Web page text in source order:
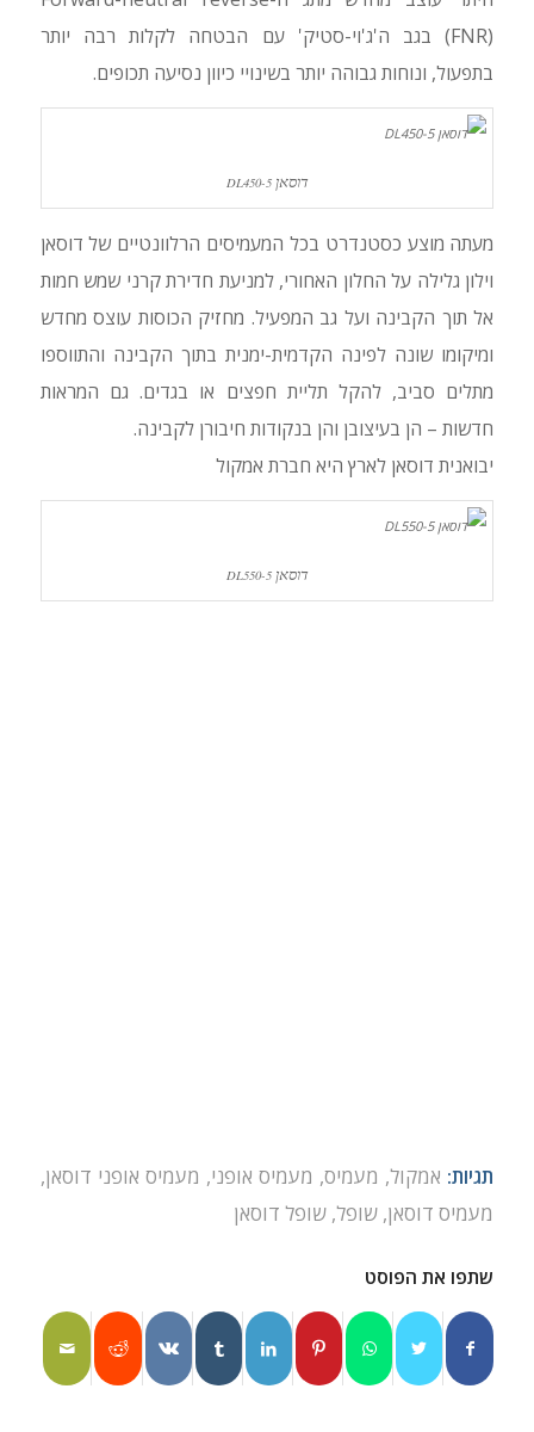
(FNR) בגב ה'ג'וי-סטיק' עם הבטחה לקלות רבה יותר
בתפעול, ונוחות גבוהה יותר בשינויי כיוון נסיעה תכופים.
דוסאןDL450-5
מעתה מוצע כסטנדרט בכל המעמיסים הרלוונטיים של דוסאן
וילון גלילה על החלון האחורי, למניעת חדירת קרני שמש חמות
אל תוך הקבינה ועל גב המפעיל. מחזיק הכוסות עוצס מחדש
ומיקומו שונה לפינה הקדמית-ימנית בתוך הקבינה והתווספו
מתלים סביב, להקל תליית חפצים או בגדים. גם המראות
חדשות – הן בעיצובן והן בנקודות חיבורן לקבינה.
יבואנית דוסאן לארץ היא חברת אמקול
דוסאןDL550-5
תגיות: אמקול, מעמיס, מעמיס אופני, מעמיס אופני דוסאן,
מעמיס דוסאן, שופל, שופל דוסאן
שתפו את הפוסט